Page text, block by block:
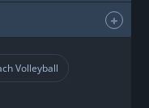
Volleyball